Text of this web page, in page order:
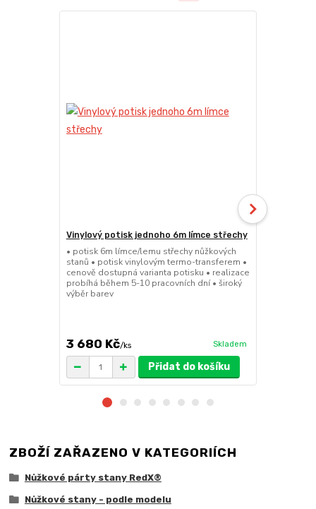
Vinylový potisk jednoho 6m límce střechy
• potisk 6m límce/lemu střechy nůžkových
stanů • potisk vinylovým termo-transferem •
cenově dostupná varianta potisku • realizace
probíhá během 5-10 pracovních dní • široký
výběr barev
3 680 Kč/ks Skladem
Přidat do košíku
ZBOŽÍ ZAŘAZENO V KATEGORIÍCH
Nůžkové párty stany RedX®
Nůžkové stany - podle modelu